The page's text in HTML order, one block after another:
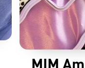
MIM